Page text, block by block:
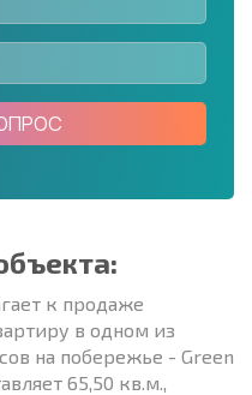
к продаже
в одном из
на побережье - Green
65,50 кв.м.,